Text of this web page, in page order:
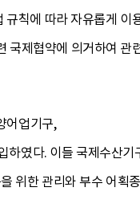
칙에 따라 자유롭게 이
국제협약에 의거하여 관
어업기구,
하였다. 이들 국제수산기
위한 관리와 부수 어획